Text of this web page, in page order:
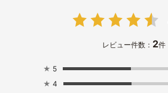
レビュー件数： 2件
★ 5
★ 4